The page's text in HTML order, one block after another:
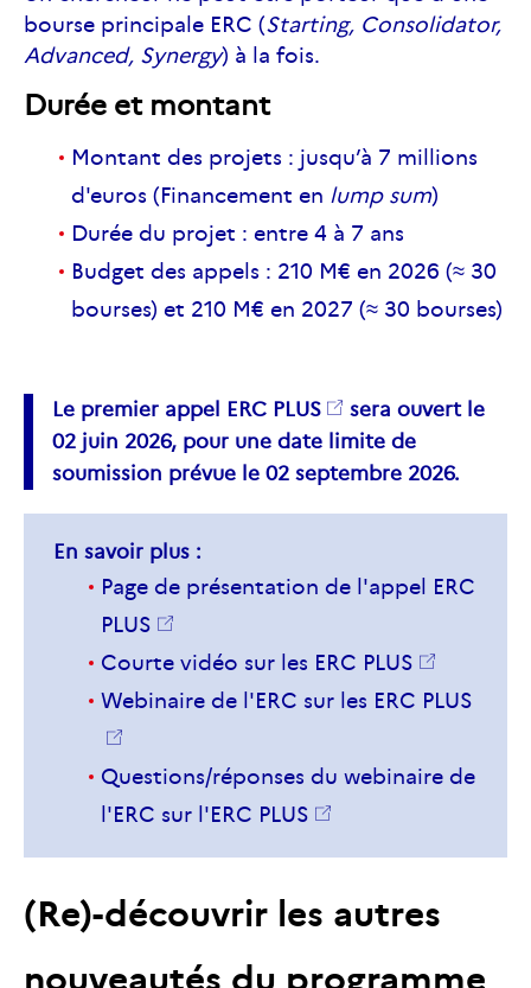
bourse principale ERC (Starting, Consolidator,
Advanced, Synergy) à la fois.
Durée et montant
Montant des projets : jusqu’à 7 millions
d'euros (Financement en lump sum)
Durée du projet : entre 4 à 7 ans
Budget des appels : 210 M€ en 2026 (≈ 30
bourses) et 210 M€ en 2027 (≈ 30 bourses)
Le premier appel ERC PLUS
sera ouvert le
02 juin 2026, pour une date limite de
soumission prévue le 02 septembre 2026.
En savoir plus :
Page de présentation de l'appel ERC
PLUS
Courte vidéo sur les ERC PLUS
Webinaire de l'ERC sur les ERC PLUS
Questions/réponses du webinaire de
l'ERC sur l'ERC PLUS
(Re)-découvrir les autres
nouveautés du programme